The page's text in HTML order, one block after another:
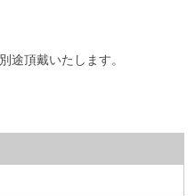
頂戴いたします。